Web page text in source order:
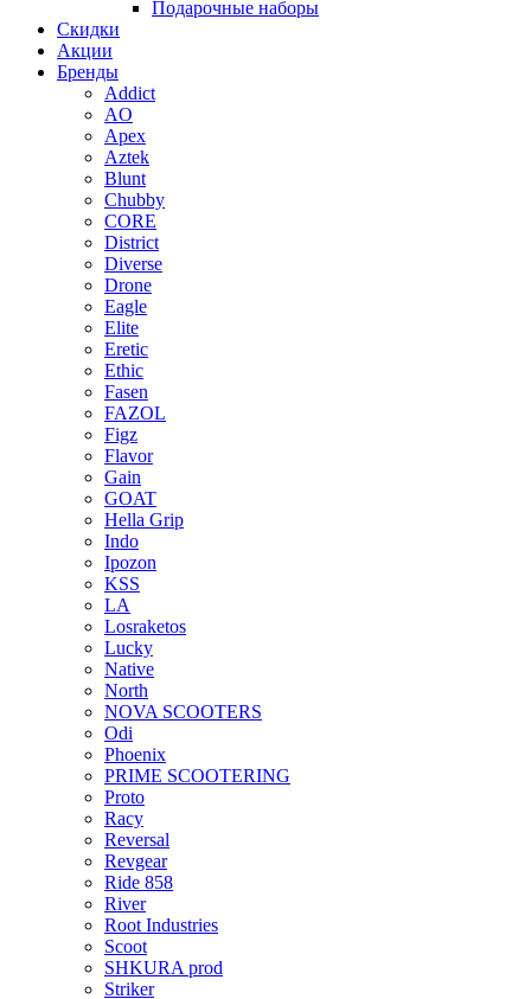
Подарочные наборы
Скидки
Акции
Бренды
Addict
AO
Apex
Aztek
Blunt
Chubby
CORE
District
Diverse
Drone
Eagle
Elite
Eretic
Ethic
Fasen
FAZOL
Figz
Flavor
Gain
GOAT
Hella Grip
Indo
Ipozon
KSS
LA
Losraketos
Lucky
Native
North
NOVA SCOOTERS
Odi
Phoenix
PRIME SCOOTERING
Proto
Racy
Reversal
Revgear
Ride 858
River
Root Industries
Scoot
SHKURA рrоd
Striker